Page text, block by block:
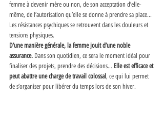
femme à devenir mère ou non, de son acceptation d’elle-
même, de l’autorisation qu’elle se donne à prendre sa place...
Les résistances psychiques se retrouvent dans les douleurs et
tensions physiques.
D’une manière générale, la femme jouit d’une noble
assurance. Dans son quotidien, ce sera le moment idéal pour
finaliser des projets, prendre des décisions... Elle est efficace et
peut abattre une charge de travail colossal , ce qui lui permet
de s’organiser pour libérer du temps lors de son hiver.